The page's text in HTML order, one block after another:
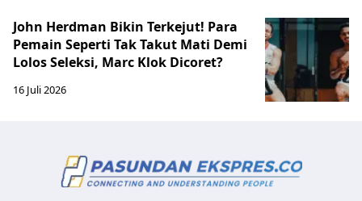
John Herdman Bikin Terkejut! Para
Pemain Seperti Tak Takut Mati Demi
Lolos Seleksi, Marc Klok Dicoret?
16 Juli 2026